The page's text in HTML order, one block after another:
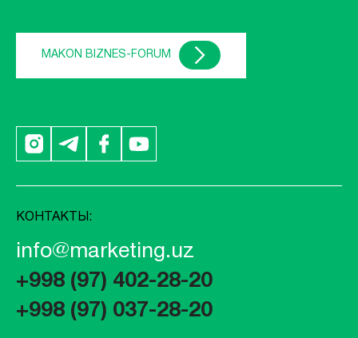
MAKON BIZNES-FORUM
КОНТАКТЫ:
info@marketing.uz
+998 (97) 402-28-20
+998 (97) 037-28-20